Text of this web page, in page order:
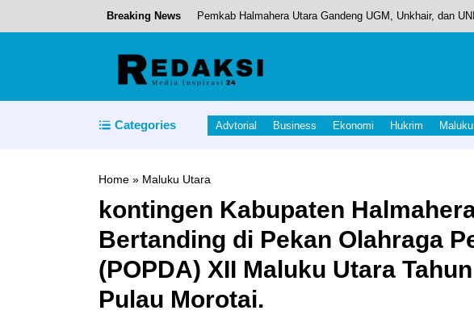
Breaking News Pemkab Halmahera Utara Gandeng UGM, Unkhair, dan
Kapolda Maluku Utara Apresiasi Wisata Agro Melon di
Pemprov Maluku Utara Luncurkan Program Sekolah
Categories Advtorial Business Ekonomi Hukrim Maluku
Home » Maluku Utara
kontingen Kabupaten
Bertanding di Pekan Olahraga
(POPDA) XII Maluku Utara
Pulau Morotai.